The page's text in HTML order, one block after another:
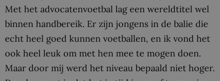
Met het advocatenvoetbal lag een wereldtitel wel
binnen handbereik. Er zijn jongens in de balie die
echt heel goed kunnen voetballen, en ik vond het
ook heel leuk om met hen mee te mogen doen.
Maar door mij werd het niveau bepaald niet hoger.